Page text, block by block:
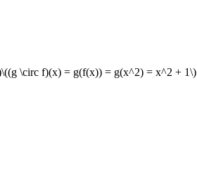
\((g \circ f)(x) = g(f(x)) = g(x^2) = x^2 + 1\)